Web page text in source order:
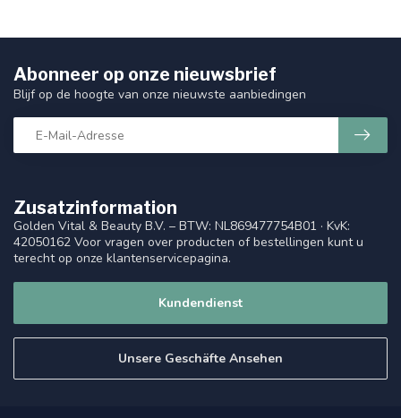
Zusatzinformation
Golden Vital & Beauty B.V. – BTW: NL869477754B01 · KvK:
42050162 Voor vragen over producten of bestellingen kunt u
terecht op onze klantenservicepagina.
Kundendienst
Unsere Geschäfte Ansehen
Abonneer op onze nieuwsbrief
Blijf op de hoogte van onze nieuwste aanbiedingen